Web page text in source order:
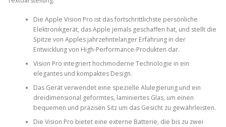
Die Apple Vision Pro ist das fortschrittlichste persönliche
Elektronikgerät, das Apple jemals geschaffen hat, und stellt die
Spitze von Apples jahrzehntelanger Erfahrung in der
Entwicklung von High-Performance-Produkten dar.
Vision Pro integriert hochmoderne Technologie in ein
elegantes und kompaktes Design.
Das Gerät verwendet eine spezielle Alulegierung und ein
dreidimensional geformtes, laminiertes Glas, um einen
bequemen und präzisen Sitz um das Gesicht zu gewährleisten.
Die Vision Pro bietet eine externe Batterie, die bis zu zwei